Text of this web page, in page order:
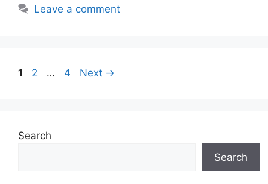
Leave a comment
Page
1 Page
2 … Page
4 Next →
Search
Search